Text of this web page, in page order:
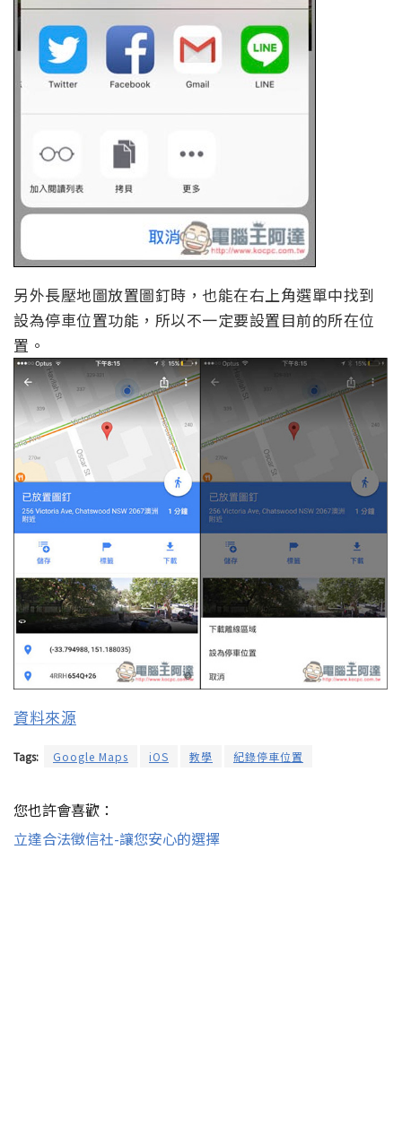
另外長壓地圖放置圖釘時，也能在右上角選單中找到
設為停車位置功能，所以不一定要設置目前的所在位
置。
資料來源
Tags: Google Maps iOS 教學 紀錄停車位置
您也許會喜歡：
立達合法徵信社-讓您安心的選擇